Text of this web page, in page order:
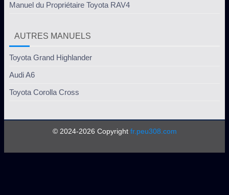
Manuel du Propriétaire Toyota RAV4
AUTRES MANUELS
Toyota Grand Highlander
Audi A6
Toyota Corolla Cross
© 2024-2026 Copyright fr.peu308.com